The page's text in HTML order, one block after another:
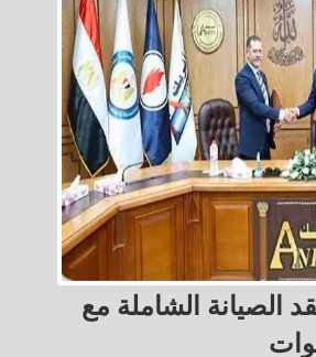
الصيانة الشاملة مع